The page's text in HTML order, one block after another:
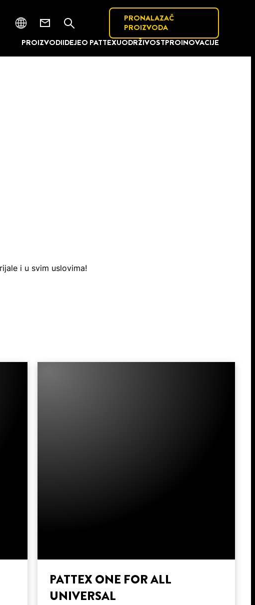
PROIZVODIIDEJEO PATTEXUODRŽIVOSTPROINOVACIJE
PRONALAZAČ
PROIZVODA
i u svim uslovima!
PATTEX ONE FOR ALL
UNIVERSAL